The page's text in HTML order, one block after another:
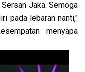
Jaka. Semoga
pada lebaran nanti,"
menyapa